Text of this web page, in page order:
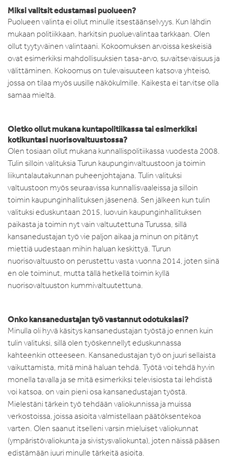
Miksi valitsit edustamasi puolueen?
Puolueen valinta ei ollut minulle itsestäänselvyys. Kun lähdin
mukaan politiikkaan, harkitsin puoluevalintaa tarkkaan. Olen
ollut tyytyväinen valintaani. Kokoomuksen arvoissa keskeisiä
ovat esimerkiksi mahdollisuuksien tasa-arvo, suvaitsevaisuus ja
välittäminen. Kokoomus on tulevaisuuteen katsova yhteisö,
jossa on tilaa myös uusille näkökulmille. Kaikesta ei tarvitse olla
samaa mieltä.
Oletko ollut mukana kuntapolitiikassa tai esimerkiksi
kotikuntasi nuorisovaltuustossa?
Olen tosiaan ollut mukana kunnallispolitiikassa vuodesta 2008.
Tulin silloin valituksia Turun kaupunginvaltuustoon ja toimin
liikuntalautakunnan puheenjohtajana. Tulin valituksi
valtuustoon myös seuraavissa kunnallisvaaleissa ja silloin
toimin kaupunginhallituksen jäsenenä. Sen jälkeen kun tulin
valituksi eduskuntaan 2015, luovuin kaupunginhallituksen
paikasta ja toimin nyt vain valtuutettuna Turussa, sillä
kansanedustajan työ vie paljon aikaa ja minun on pitänyt
miettiä uudestaan mihin haluan keskittyä. Turun
nuorisovaltuusto on perustettu vasta vuonna 2014, joten siinä
en ole toiminut, mutta tällä hetkellä toimin kyllä
nuorisovaltuuston kummivaltuutettuna.
Onko kansanedustajan työ vastannut odotuksiasi?
Minulla oli hyvä käsitys kansanedustajan työstä jo ennen kuin
tulin valituksi, sillä olen työskennellyt eduskunnassa
kahteenkin otteeseen. Kansanedustajan työ on juuri sellaista
vaikuttamista, mitä minä haluan tehdä. Työtä voi tehdä hyvin
monella tavalla ja se mitä esimerkiksi televisiosta tai lehdistä
voi katsoa, on vain pieni osa kansanedustajan työstä.
Mielestäni tärkein työ tehdään valiokunnissa ja muissa
verkostoissa, joissa asioita valmistellaan päätöksentekoa
varten. Olen saanut itselleni varsin mieluiset valiokunnat
(ympäristövaliokunta ja sivistysvaliokunta), joten näissä pääsen
edistämään juuri minulle tärkeitä asioita.